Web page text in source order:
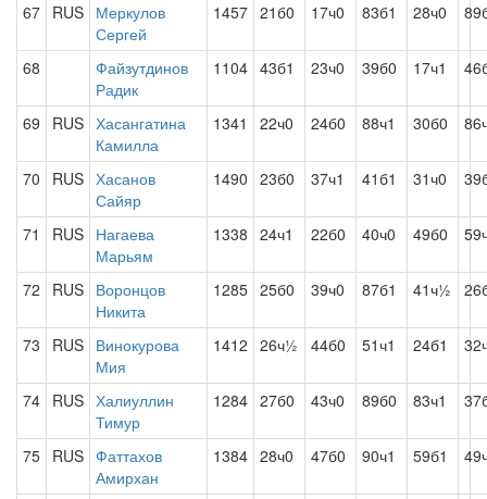
67 RUS Меркулов
Сергей
1457 21б0 17ч0 83б1 28ч0
68
Файзутдинов
Радик
1104 43б1 23ч0 39б0 17ч1
69 RUS Хасангатина
Камилла
1341 22ч0 24б0 88ч1 30б0
70 RUS Хасанов
Сайяр
1490 23б0 37ч1 41б1 31ч0
71 RUS Нагаева
Марьям
1338 24ч1 22б0 40ч0 49б0
72 RUS Воронцов
Никита
1285 25б0 39ч0 87б1 41ч½
73 RUS Винокурова
Мия
1412 26ч½ 44б0 51ч1 24б1
74 RUS Халиуллин
Тимур
1284 27б0 43ч0 89б0 83ч1
75 RUS Фаттахов
Амирхан
1384 28ч0 47б0 90ч1 59б1